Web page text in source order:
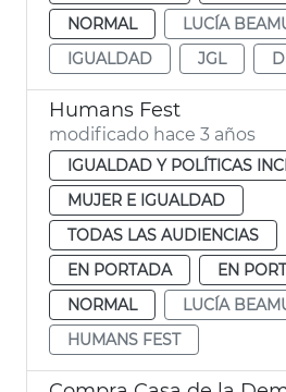
NORMAL
LUCÍA
IGUALDAD
JGL
Humans Fest
modificado hace 3 años
IGUALDAD Y POLÍTICAS
MUJER E IGUALDAD
TODAS LAS AUDIENCIAS
EN PORTADA
EN
NORMAL
LUCÍA
HUMANS FEST